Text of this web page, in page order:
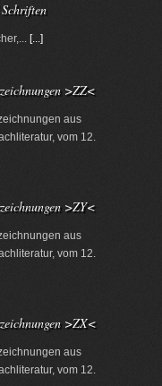
[...]
>ZZ<
aus
vom 12.
>ZY<
aus
vom 12.
>ZX<
aus
vom 12.